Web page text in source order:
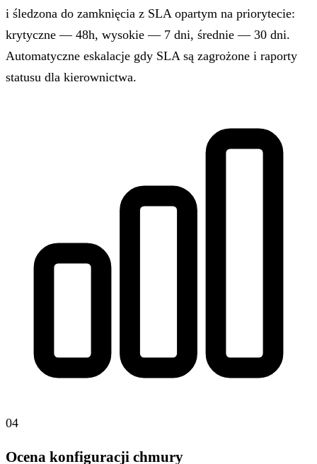
i śledzona do zamknięcia z SLA opartym na priorytecie:
krytyczne — 48h, wysokie — 7 dni, średnie — 30 dni.
Automatyczne eskalacje gdy SLA są zagrożone i raporty
statusu dla kierownictwa.
04
Ocena konfiguracji chmury